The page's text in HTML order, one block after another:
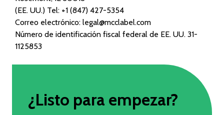
(EE. UU.) Tel: +1 (847) 427-5354
Correo electrónico: legal@mcclabel.com
Número de identificación fiscal federal de EE. UU. 31-
1125853
¿Listo para empezar?